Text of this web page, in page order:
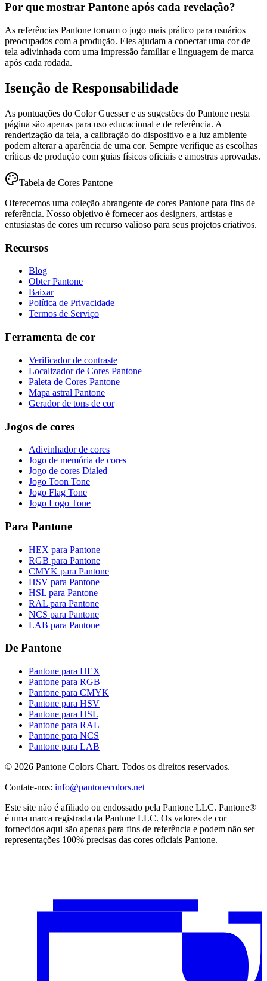
Por que mostrar Pantone após cada revelação?
As referências Pantone tornam o jogo mais prático para usuários
preocupados com a produção. Eles ajudam a conectar uma cor de
tela adivinhada com uma impressão familiar e linguagem de marca
após cada rodada.
Isenção de Responsabilidade
As pontuações do Color Guesser e as sugestões do Pantone nesta
página são apenas para uso educacional e de referência. A
renderização da tela, a calibração do dispositivo e a luz ambiente
podem alterar a aparência de uma cor. Sempre verifique as escolhas
críticas de produção com guias físicos oficiais e amostras aprovadas.
Tabela de Cores Pantone
Oferecemos uma coleção abrangente de cores Pantone para fins de
referência. Nosso objetivo é fornecer aos designers, artistas e
entusiastas de cores um recurso valioso para seus projetos criativos.
Recursos
Blog
Obter Pantone
Baixar
Política de Privacidade
Termos de Serviço
Ferramenta de cor
Verificador de contraste
Localizador de Cores Pantone
Paleta de Cores Pantone
Mapa astral Pantone
Gerador de tons de cor
Jogos de cores
Adivinhador de cores
Jogo de memória de cores
Jogo de cores Dialed
Jogo Toon Tone
Jogo Flag Tone
Jogo Logo Tone
Para Pantone
HEX para Pantone
RGB para Pantone
CMYK para Pantone
HSV para Pantone
HSL para Pantone
RAL para Pantone
NCS para Pantone
LAB para Pantone
De Pantone
Pantone para HEX
Pantone para RGB
Pantone para CMYK
Pantone para HSV
Pantone para HSL
Pantone para RAL
Pantone para NCS
Pantone para LAB
© 2026 Pantone Colors Chart. Todos os direitos reservados.
Contate-nos: info@pantonecolors.net
Este site não é afiliado ou endossado pela Pantone LLC. Pantone®
é uma marca registrada da Pantone LLC. Os valores de cor
fornecidos aqui são apenas para fins de referência e podem não ser
representações 100% precisas das cores oficiais Pantone.